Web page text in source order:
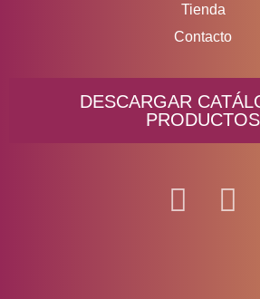
Tienda
Contacto
DESCARGAR
PRODUCTOS